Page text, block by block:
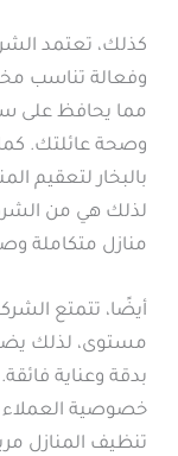
كذلك، تعتمد
وفعالة تناسب
مما يحافظ على
وصحة عائلتك.
بالبخار لتعقيم
لذلك هي من
منازل متكاملة
أيضًا، تتمتع
مستوى، لذلك
بدقة وعناية
خصوصية العملاء
تنظيف المنازل